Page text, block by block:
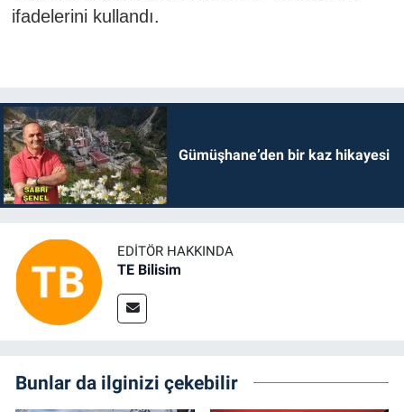
ifadelerini kullandı.
Gümüşhane’den bir kaz hikayesi
EDITÖR HAKKINDA
TE Bilisim
Bunlar da ilginizi çekebilir